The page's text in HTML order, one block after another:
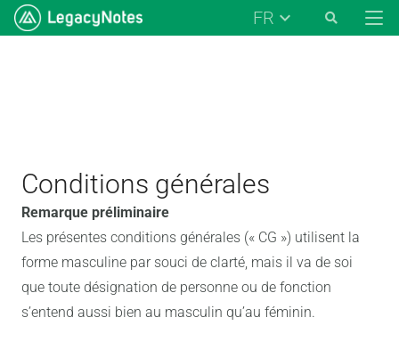
FR
Conditions générales
Remarque préliminaire
Les présentes conditions générales (« CG ») utilisent la
forme masculine par souci de clarté, mais il va de soi
que toute désignation de personne ou de fonction
s’entend aussi bien au masculin qu’au féminin.